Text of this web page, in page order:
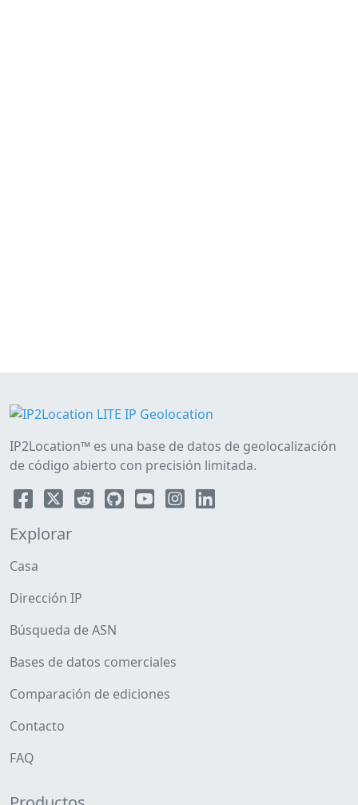
IP2Location™ es una base de datos de geolocalización
de código abierto con precisión limitada.
Explorar
Casa
Dirección IP
Búsqueda de ASN
Bases de datos comerciales
Comparación de ediciones
Contacto
FAQ